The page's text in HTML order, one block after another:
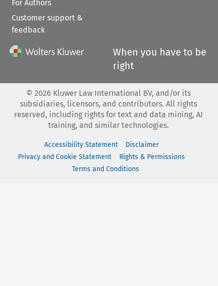
For Authors
Customer support &
feedback
When you have to be
right
© 2026 Kluwer Law International BV, and/or its
subsidiaries, licensors, and contributors. All rights
reserved, including rights for text and data mining, AI
training, and similar technologies.
Accessibility Statement
Disclaimer
Privacy and Cookie Statement
Rights & Permissions
Terms and Conditions